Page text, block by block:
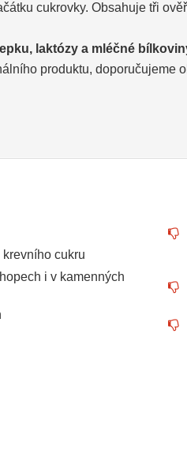
cukrovky. Obsahuje tři
lepku, laktózy a mléčné
produktu, doporučujeme
cukru
i v kamenných